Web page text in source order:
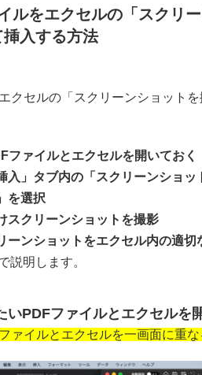
ルをエクセルの「スクリ
入する方法
クセルの「スクリーンショット
ファイルとエクセルを開いておく
入」タブ内の「スクリーンショッ
を選択
スクリーンショットを撮影
ーンショットをエクセル内の適切
説明します。
いPDFファイルとエクセルを
ァイルとエクセルを一画面に重な